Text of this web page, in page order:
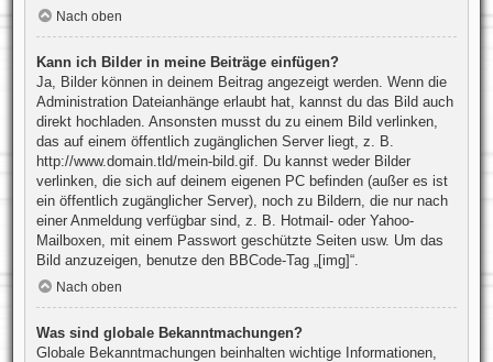
Nach oben
Kann ich Bilder in meine Beiträge einfügen?
Ja, Bilder können in deinem Beitrag angezeigt werden. Wenn die
Administration Dateianhänge erlaubt hat, kannst du das Bild auch
direkt hochladen. Ansonsten musst du zu einem Bild verlinken,
das auf einem öffentlich zugänglichen Server liegt, z. B.
http://www.domain.tld/mein-bild.gif. Du kannst weder Bilder
verlinken, die sich auf deinem eigenen PC befinden (außer es ist
ein öffentlich zugänglicher Server), noch zu Bildern, die nur nach
einer Anmeldung verfügbar sind, z. B. Hotmail- oder Yahoo-
Mailboxen, mit einem Passwort geschützte Seiten usw. Um das
Bild anzuzeigen, benutze den BBCode-Tag „[img]“.
Nach oben
Was sind globale Bekanntmachungen?
Globale Bekanntmachungen beinhalten wichtige Informationen,